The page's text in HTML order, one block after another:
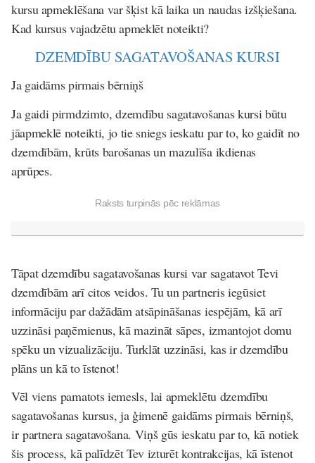
kursu apmeklēšana var šķist kā laika un naudas izšķiešana.
Kad kursus vajadzētu apmeklēt noteikti?
DZEMDĪBU SAGATAVOŠANAS KURSI
Ja gaidāms pirmais bērniņš
Ja gaidi pirmdzimto, dzemdību sagatavošanas kursi būtu
jāapmeklē noteikti, jo tie sniegs ieskatu par to, ko gaidīt no
dzemdībām, krūts barošanas un mazulīša ikdienas
aprūpes.
Raksts turpinās pēc reklāmas
Tāpat dzemdību sagatavošanas kursi var sagatavot Tevi
dzemdībām arī citos veidos. Tu un partneris iegūsiet
informāciju par dažādām atsāpināšanas iespējām, kā arī
uzzināsi paņēmienus, kā mazināt sāpes, izmantojot domu
spēku un vizualizāciju. Turklāt uzzināsi, kas ir dzemdību
plāns un kā to īstenot!
Vēl viens pamatots iemesls, lai apmeklētu dzemdību
sagatavošanas kursus, ja ģimenē gaidāms pirmais bērniņš,
ir partnera sagatavošana. Viņš gūs ieskatu par to, kā notiek
šis process, kā palīdzēt Tev izturēt kontrakcijas, kā īstenot